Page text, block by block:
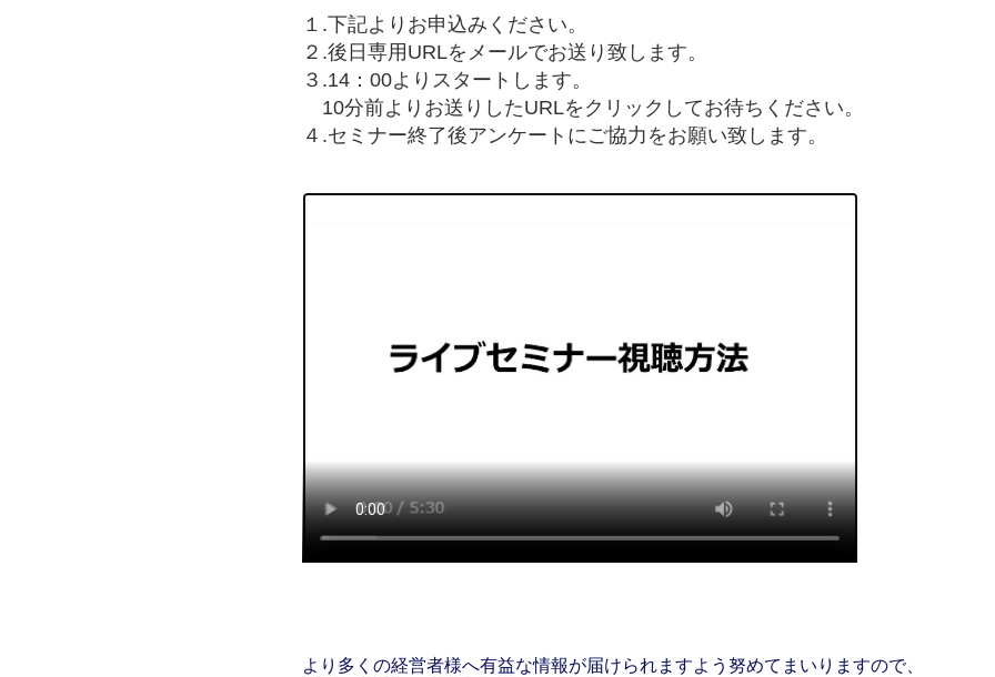
１.下記よりお申込みください。
２.後日専用URLをメールでお送り致します。
３.14：00よりスタートします。
10分前よりお送りしたURLをクリックしてお待ちください。
４.セミナー終了後アンケートにご協力をお願い致します。
より多くの経営者様へ有益な情報が届けられますよう努めてまいりますので、